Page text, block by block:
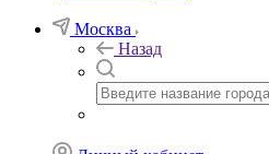
Москва
Назад